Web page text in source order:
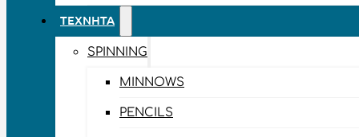
ΤΕΧΝΗΤΆ
SPINNING
MINNOWS
PENCILS